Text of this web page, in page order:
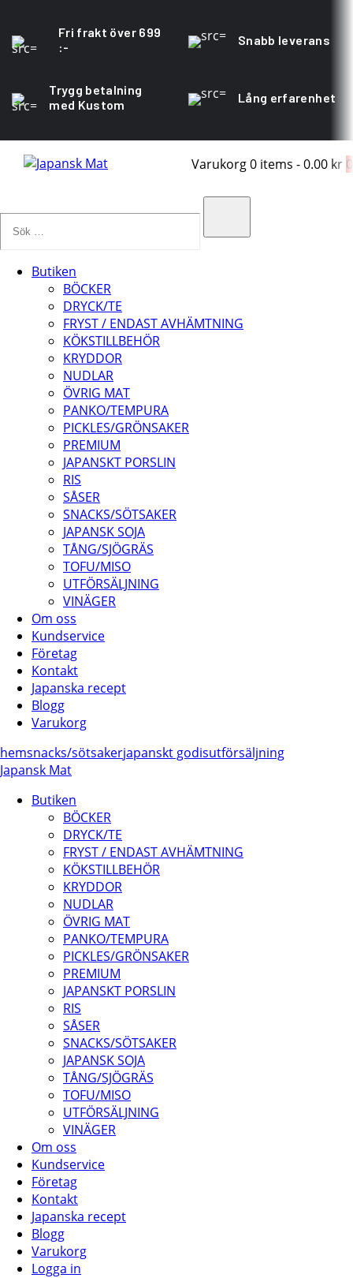
Fri frakt över 699
:-
Snabb leverans
Trygg betalning
med Kustom
Lång erfarenhet
Varukorg0 items -0.00 kr 0
Butiken
BÖCKER
DRYCK/TE
FRYST / ENDAST AVHÄMTNING
KÖKSTILLBEHÖR
KRYDDOR
NUDLAR
ÖVRIG MAT
PANKO/TEMPURA
PICKLES/GRÖNSAKER
PREMIUM
JAPANSKT PORSLIN
RIS
SÅSER
SNACKS/SÖTSAKER
JAPANSK SOJA
TÅNG/SJÖGRÄS
TOFU/MISO
UTFÖRSÄLJNING
VINÄGER
Om oss
Kundservice
Företag
Kontakt
Japanska recept
Blogg
Varukorg
hemsnacks/sötsakerjapanskt godisutförsäljning
Japansk Mat
Butiken
BÖCKER
DRYCK/TE
FRYST / ENDAST AVHÄMTNING
KÖKSTILLBEHÖR
KRYDDOR
NUDLAR
ÖVRIG MAT
PANKO/TEMPURA
PICKLES/GRÖNSAKER
PREMIUM
JAPANSKT PORSLIN
RIS
SÅSER
SNACKS/SÖTSAKER
JAPANSK SOJA
TÅNG/SJÖGRÄS
TOFU/MISO
UTFÖRSÄLJNING
VINÄGER
Om oss
Kundservice
Företag
Kontakt
Japanska recept
Blogg
Varukorg
Logga in